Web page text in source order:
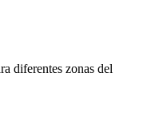
diferentes zonas del